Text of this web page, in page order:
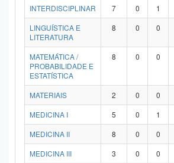
INTERDISCIPLINAR
7 0 1
LINGUÍSTICA E
LITERATURA
8 0 0
MATEMÁTICA /
PROBABILIDADE E
ESTATÍSTICA
8 0 0
MATERIAIS 2 0 0
MEDICINA I
5 0 1
MEDICINA II
8 0 0
MEDICINA III
3 0 0